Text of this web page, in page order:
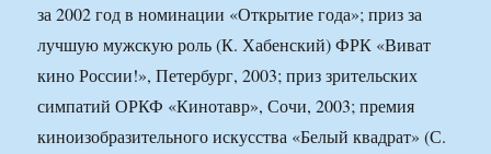
за 2002 год в номинации «Открытие года»; приз за
лучшую мужскую роль (К. Хабенский) ФРК «Виват
кино России!», Петербург, 2003; приз зрительских
симпатий ОРКФ «Кинотавр», Сочи, 2003; премия
киноизобразительного искусства «Белый квадрат» (С.